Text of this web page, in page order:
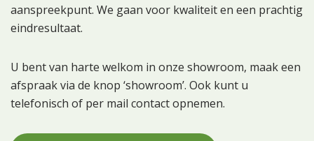
aanspreekpunt. We gaan voor kwaliteit en een prachtig
eindresultaat.
U bent van harte welkom in onze showroom, maak een
afspraak via de knop ‘showroom’. Ook kunt u
telefonisch of per mail contact opnemen.